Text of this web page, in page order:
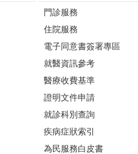
門診服務
住院服務
電子同意書簽署專區
就醫資訊參考
醫療收費基準
證明文件申請
就診科別查詢
疾病症狀索引
為民服務白皮書